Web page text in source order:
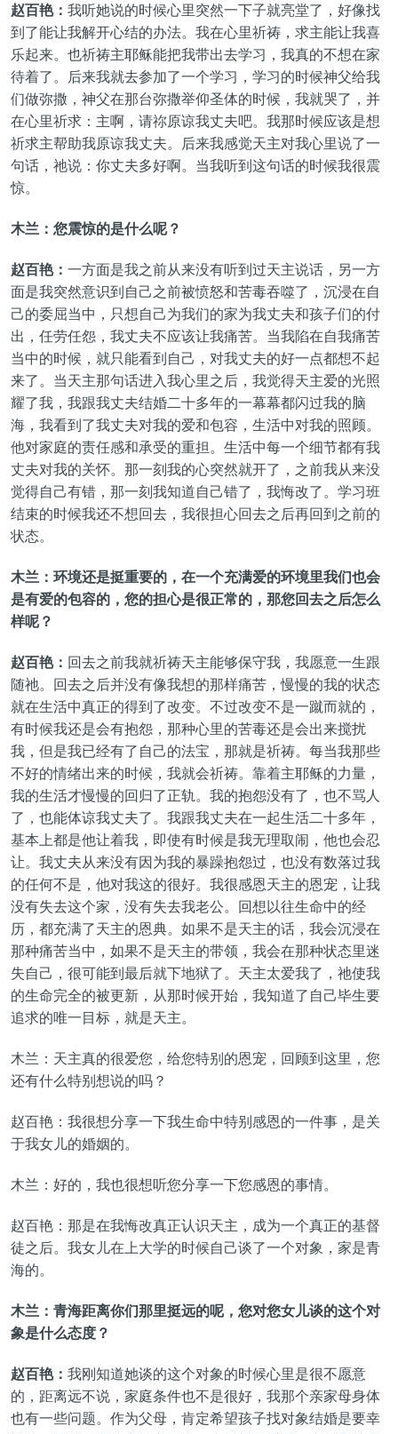
赵百艳： 我听她说的时候心里突然一下子就亮堂了，好像找
到了能让我解开心结的办法。我在心里祈祷，求主能让我喜
乐起来。也祈祷主耶稣能把我带出去学习，我真的不想在家
待着了。后来我就去参加了一个学习，学习的时候神父给我
们做弥撒，神父在那台弥撒举仰圣体的时候，我就哭了，并
在心里祈求：主啊，请祢原谅我丈夫吧。我那时候应该是想
祈求主帮助我原谅我丈夫。后来我感觉天主对我心里说了一
句话，祂说：你丈夫多好啊。当我听到这句话的时候我很震
惊。
木兰：您震惊的是什么呢？
赵百艳： 一方面是我之前从来没有听到过天主说话，另一方
面是我突然意识到自己之前被愤怒和苦毒吞噬了，沉浸在自
己的委屈当中，只想自己为我们的家为我丈夫和孩子们的付
出，任劳任怨，我丈夫不应该让我痛苦。当我陷在自我痛苦
当中的时候，就只能看到自己，对我丈夫的好一点都想不起
来了。当天主那句话进入我心里之后，我觉得天主爱的光照
耀了我，我跟我丈夫结婚二十多年的一幕幕都闪过我的脑
海，我看到了我丈夫对我的爱和包容，生活中对我的照顾。
他对家庭的责任感和承受的重担。生活中每一个细节都有我
丈夫对我的关怀。那一刻我的心突然就开了，之前我从来没
觉得自己有错，那一刻我知道自己错了，我悔改了。学习班
结束的时候我还不想回去，我很担心回去之后再回到之前的
状态。
木兰：环境还是挺重要的，在一个充满爱的环境里我们也会
是有爱的包容的，您的担心是很正常的，那您回去之后怎么
样呢？
赵百艳： 回去之前我就祈祷天主能够保守我，我愿意一生跟
随祂。回去之后并没有像我想的那样痛苦，慢慢的我的状态
就在生活中真正的得到了改变。不过改变不是一蹴而就的，
有时候我还是会有抱怨，那种心里的苦毒还是会出来搅扰
我，但是我已经有了自己的法宝，那就是祈祷。每当我那些
不好的情绪出来的时候，我就会祈祷。靠着主耶稣的力量，
我的生活才慢慢的回归了正轨。我的抱怨没有了，也不骂人
了，也能体谅我丈夫了。我跟我丈夫在一起生活二十多年，
基本上都是他让着我，即使有时候是我无理取闹，他也会忍
让。我丈夫从来没有因为我的暴躁抱怨过，也没有数落过我
的任何不是，他对我这的很好。我很感恩天主的恩宠，让我
没有失去这个家，没有失去我老公。回想以往生命中的经
历，都充满了天主的恩典。如果不是天主的话，我会沉浸在
那种痛苦当中，如果不是天主的带领，我会在那种状态里迷
失自己，很可能到最后就下地狱了。天主太爱我了，祂使我
的生命完全的被更新，从那时候开始，我知道了自己毕生要
追求的唯一目标，就是天主。
木兰：天主真的很爱您，给您特别的恩宠，回顾到这里，您
还有什么特别想说的吗？
赵百艳：我很想分享一下我生命中特别感恩的一件事，是关
于我女儿的婚姻的。
木兰：好的，我也很想听您分享一下您感恩的事情。
赵百艳：那是在我悔改真正认识天主，成为一个真正的基督
徒之后。我女儿在上大学的时候自己谈了一个对象，家是青
海的。
木兰：青海距离你们那里挺远的呢，您对您女儿谈的这个对
象是什么态度？
赵百艳： 我刚知道她谈的这个对象的时候心里是很不愿意
的，距离远不说，家庭条件也不是很好，我那个亲家母身体
也有一些问题。作为父母，肯定希望孩子找对象结婚是要幸